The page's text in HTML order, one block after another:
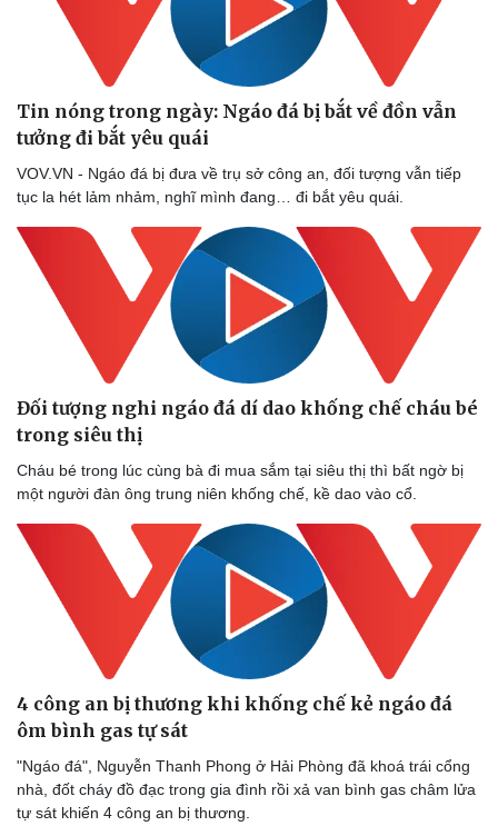
Doanh nghiệp
Thông tin doanh nghiệp
Doanh nghiệp 24h
Doanh nhân
Vì cộng đồng
Công nghệ
Tin Công nghệ
Trải nghiệm
Chuyển đổi số
Tin nóng trong ngày: Ngáo đá bị bắt về đồn vẫn
tưởng đi bắt yêu quái
VOV.VN - Ngáo đá bị đưa về trụ sở công an, đối tượng vẫn tiếp
tục la hét lảm nhảm, nghĩ mình đang… đi bắt yêu quái.
Đối tượng nghi ngáo đá dí dao khống chế cháu bé
trong siêu thị
Cháu bé trong lúc cùng bà đi mua sắm tại siêu thị thì bất ngờ bị
một người đàn ông trung niên khống chế, kề dao vào cổ.
4 công an bị thương khi khống chế kẻ ngáo đá
ôm bình gas tự sát
"Ngáo đá", Nguyễn Thanh Phong ở Hải Phòng đã khoá trái cổng
nhà, đốt cháy đồ đạc trong gia đình rồi xả van bình gas châm lửa
tự sát khiến 4 công an bị thương.